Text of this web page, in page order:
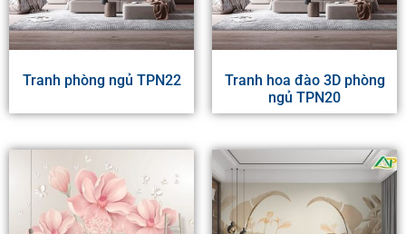
Tranh phòng ngủ TPN22
Tranh hoa đào 3D phòng
ngủ TPN20